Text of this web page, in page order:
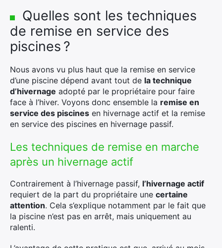
Quelles sont les techniques
de remise en service des
piscines ?
Nous avons vu plus haut que la remise en service
d’une piscine dépend avant tout de la technique
d’hivernage adopté par le propriétaire pour faire
face à l’hiver. Voyons donc ensemble la remise en
service des piscines en hivernage actif et la remise
en service des piscines en hivernage passif.
Les techniques de remise en marche
après un hivernage actif
Contrairement à l’hivernage passif, l’hivernage actif
requiert de la part du propriétaire une certaine
attention. Cela s’explique notamment par le fait que
la piscine n’est pas en arrêt, mais uniquement au
ralenti.